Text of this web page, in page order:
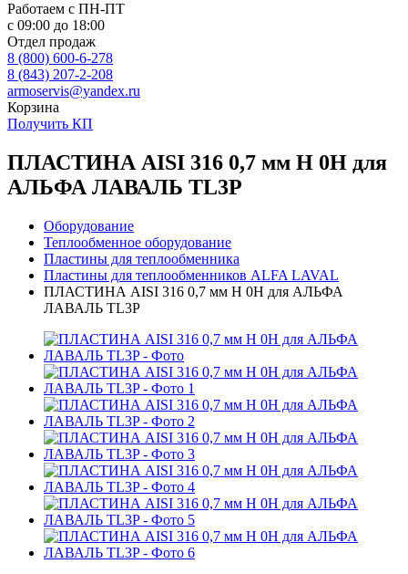
Работаем с ПН-ПТ
с 09:00 до 18:00
Отдел продаж
8 (800) 600-6-278
8 (843) 207-2-208
armoservis@yandex.ru
Корзина
Получить КП
ПЛАСТИНА AISI 316 0,7 мм H 0H для
АЛЬФА ЛАВАЛЬ TL3P
Оборудование
Теплообменное оборудование
Пластины для теплообменника
Пластины для теплообменников ALFA LAVAL
ПЛАСТИНА AISI 316 0,7 мм H 0H для АЛЬФА
ЛАВАЛЬ TL3P